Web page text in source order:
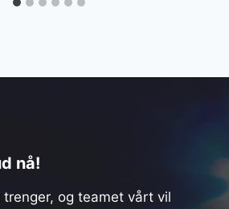
nå!
og teamet vårt vil